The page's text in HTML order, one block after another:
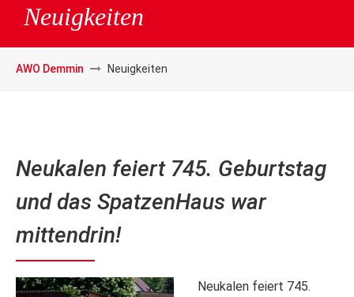
Neuigkeiten
AWO Demmin Neuigkeiten
Neukalen feiert 745. Geburtstag
und das SpatzenHaus war
mittendrin!
Neukalen feiert 745.